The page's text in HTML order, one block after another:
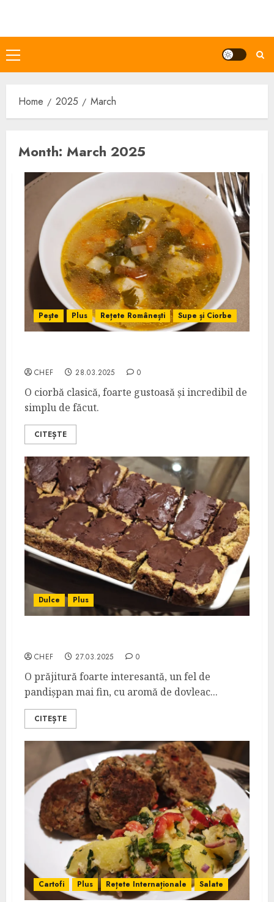
content
Primary
Menu
Home 2025 March
Month: March 2025
Pește Plus Rețete Românești Supe și Ciorbe
CHEF 28.03.2025 0
O ciorbă clasică, foarte gustoasă și incredibil de
simplu de făcut.
CITEȘTE
Dulce Plus
CHEF 27.03.2025 0
O prăjitură foarte interesantă, un fel de
pandișpan mai fin, cu aromă de dovleac...
CITEȘTE
Cartofi Plus Rețete Internaționale Salate